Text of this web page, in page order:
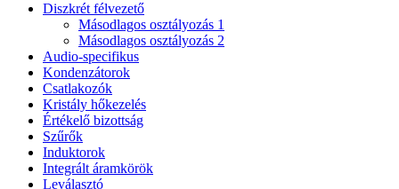
Diszkrét félvezető
Másodlagos osztályozás 1
Másodlagos osztályozás 2
Audio-specifikus
Kondenzátorok
Csatlakozók
Kristály hőkezelés
Értékelő bizottság
Szűrők
Induktorok
Integrált áramkörök
Leválasztó